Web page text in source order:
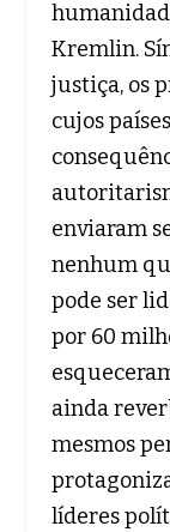
Kremlin.
justiça, os
cujos
enviaram
nenhum
pode ser
por 60
ainda
mesmos
líderes